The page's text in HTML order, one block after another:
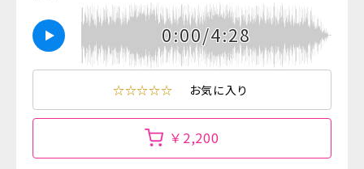
0:00/4:28
☆☆☆☆☆ お気に入り
￥2,200